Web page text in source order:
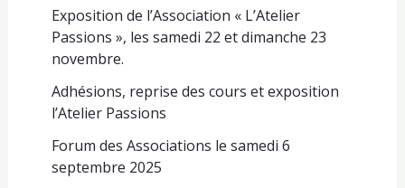
Exposition de l’Association « L’Atelier
Passions », les samedi 22 et dimanche 23
novembre.
Adhésions, reprise des cours et exposition
l’Atelier Passions
Forum des Associations le samedi 6
septembre 2025